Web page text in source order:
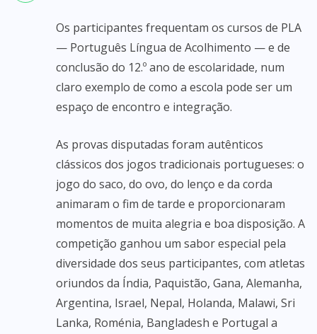
Os participantes frequentam os cursos de PLA
— Português Língua de Acolhimento — e de
conclusão do 12.º ano de escolaridade, num
claro exemplo de como a escola pode ser um
espaço de encontro e integração.
As provas disputadas foram autênticos
clássicos dos jogos tradicionais portugueses: o
jogo do saco, do ovo, do lenço e da corda
animaram o fim de tarde e proporcionaram
momentos de muita alegria e boa disposição. A
competição ganhou um sabor especial pela
diversidade dos seus participantes, com atletas
oriundos da Índia, Paquistão, Gana, Alemanha,
Argentina, Israel, Nepal, Holanda, Malawi, Sri
Lanka, Roménia, Bangladesh e Portugal a